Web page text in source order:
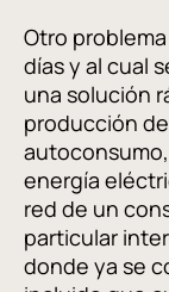
Otro
días y al cual
una solución
producción
energía
red de un
particular
donde ya se